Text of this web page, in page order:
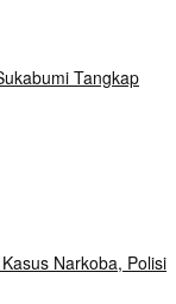
Tangkap
Narkoba, Polisi